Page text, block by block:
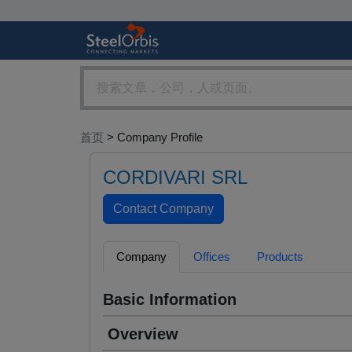
首页 > Company Profile
CORDIVARI SRL
Company Offices Products
Basic Information
Overview